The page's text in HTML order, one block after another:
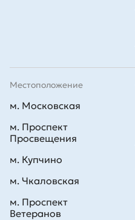
Местоположение
м. Московская
м. Проспект
Просвещения
м. Купчино
м. Чкаловская
м. Проспект
Ветеранов